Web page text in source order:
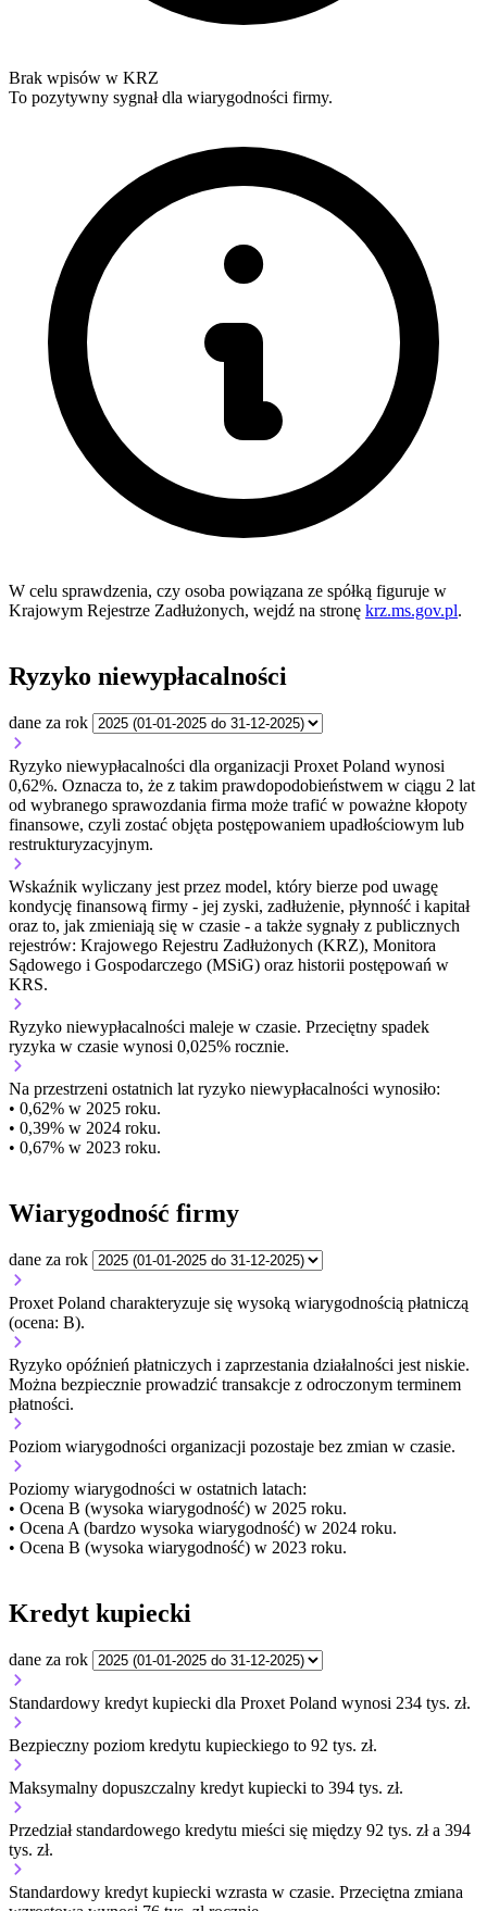
Brak wpisów w KRZ
To pozytywny sygnał dla wiarygodności firmy.
W celu sprawdzenia, czy osoba powiązana ze spółką figuruje w
Krajowym Rejestrze Zadłużonych, wejdź na stronę krz.ms.gov.pl.
Ryzyko niewypłacalności
dane za rok
Ryzyko niewypłacalności dla organizacji Proxet Poland wynosi
0,62%. Oznacza to, że z takim prawdopodobieństwem w ciągu 2 lat
od wybranego sprawozdania firma może trafić w poważne kłopoty
finansowe, czyli zostać objęta postępowaniem upadłościowym lub
restrukturyzacyjnym.
Wskaźnik wyliczany jest przez model, który bierze pod uwagę
kondycję finansową firmy - jej zyski, zadłużenie, płynność i kapitał
oraz to, jak zmieniają się w czasie - a także sygnały z publicznych
rejestrów: Krajowego Rejestru Zadłużonych (KRZ), Monitora
Sądowego i Gospodarczego (MSiG) oraz historii postępowań w
KRS.
Ryzyko niewypłacalności maleje w czasie. Przeciętny spadek
ryzyka w czasie wynosi 0,025% rocznie.
Na przestrzeni ostatnich lat ryzyko niewypłacalności wynosiło:
• 0,62% w 2025 roku.
• 0,39% w 2024 roku.
• 0,67% w 2023 roku.
Wiarygodność firmy
dane za rok
Proxet Poland charakteryzuje się wysoką wiarygodnością płatniczą
(ocena: B).
Ryzyko opóźnień płatniczych i zaprzestania działalności jest niskie.
Można bezpiecznie prowadzić transakcje z odroczonym terminem
płatności.
Poziom wiarygodności organizacji pozostaje bez zmian w czasie.
Poziomy wiarygodności w ostatnich latach:
• Ocena B (wysoka wiarygodność) w 2025 roku.
• Ocena A (bardzo wysoka wiarygodność) w 2024 roku.
• Ocena B (wysoka wiarygodność) w 2023 roku.
Kredyt kupiecki
dane za rok
Standardowy kredyt kupiecki dla Proxet Poland wynosi 234 tys. zł.
Bezpieczny poziom kredytu kupieckiego to 92 tys. zł.
Maksymalny dopuszczalny kredyt kupiecki to 394 tys. zł.
Przedział standardowego kredytu mieści się między 92 tys. zł a 394
tys. zł.
Standardowy kredyt kupiecki wzrasta w czasie. Przeciętna zmiana